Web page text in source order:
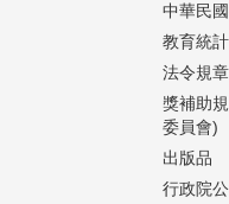
中華民
教育統計
法令規章
獎補助
委員會)
出版品
行政院